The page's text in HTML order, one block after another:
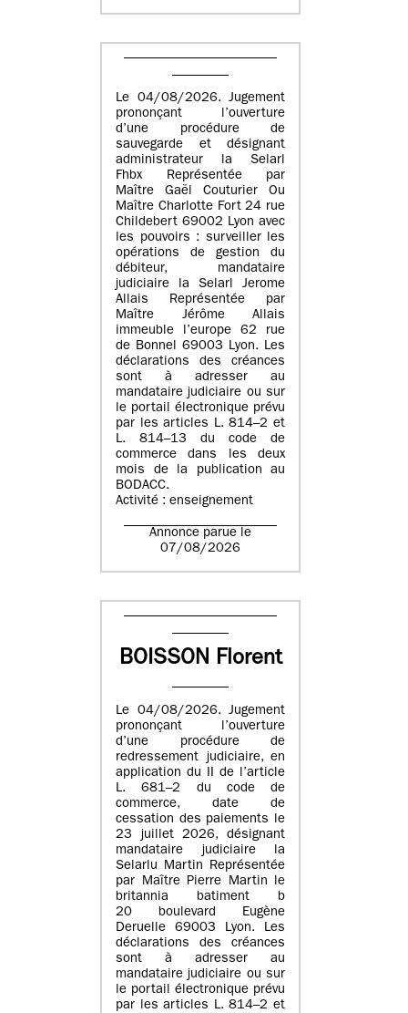
Le 04/08/2026. Jugement
prononçant l’ouverture
d’une procédure de
sauvegarde et désignant
administrateur la Selarl
Fhbx Représentée par
Maître Gaël Couturier Ou
Maître Charlotte Fort 24 rue
Childebert 69002 Lyon avec
les pouvoirs : surveiller les
opérations de gestion du
débiteur, mandataire
judiciaire la Selarl Jerome
Allais Représentée par
Maître Jérôme Allais
immeuble l’europe 62 rue
de Bonnel 69003 Lyon. Les
déclarations des créances
sont à adresser au
mandataire judiciaire ou sur
le portail électronique prévu
par les articles L. 814–2 et
L. 814–13 du code de
commerce dans les deux
mois de la publication au
BODACC.
Activité : enseignement
Annonce parue le
07/08/2026
BOISSON Florent
Le 04/08/2026. Jugement
prononçant l’ouverture
d’une procédure de
redressement judiciaire, en
application du II de l’article
L. 681–2 du code de
commerce, date de
cessation des paiements le
23 juillet 2026, désignant
mandataire judiciaire la
Selarlu Martin Représentée
par Maître Pierre Martin le
britannia batiment b
20 boulevard Eugène
Deruelle 69003 Lyon. Les
déclarations des créances
sont à adresser au
mandataire judiciaire ou sur
le portail électronique prévu
par les articles L. 814–2 et